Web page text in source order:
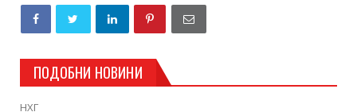
ПОДОБНИ НОВИНИ
НХГ